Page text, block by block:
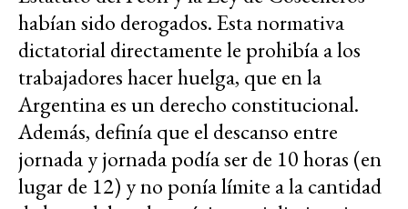
habían sido derogados. Esta normativa
dictatorial directamente le prohibía a los
trabajadores hacer huelga, que en la
Argentina es un derecho constitucional.
Además, definía que el descanso entre
jornada y jornada podía ser de 10 horas (en
lugar de 12) y no ponía límite a la cantidad